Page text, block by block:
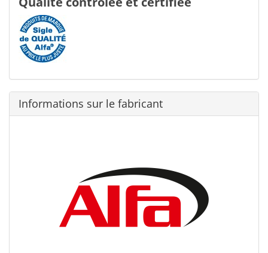
Informations sur le fabricant